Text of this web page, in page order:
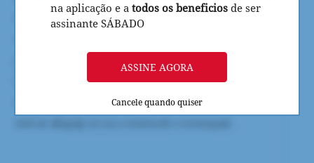
na aplicação e a todos os beneficios de ser
assinante SÁBADO
ASSINE AGORA
Cancele quando quiser